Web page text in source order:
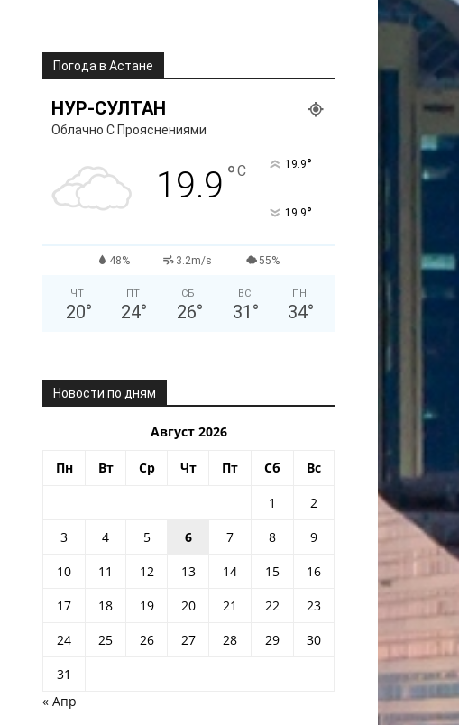
Погода в Астане
НУР-СУЛТАН
Облачно С Прояснениями
19.9 °C 19.9°
19.9°
48% 3.2m/s 55%
ЧТ
20°
ПТ
24°
СБ
26°
ВС
31 °
ПН
34°
Новости по дням
Август 2026
Пн Вт Ср Чт Пт Сб Вс
1
2
3
4 5 6 7 8
9
10
11 12 13 14 15
16
17
18 19 20 21 22
23
24
25 26 27 28 29
30
31
« Апр